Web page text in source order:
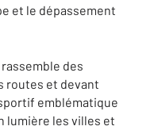
et le dépassement
des
routes et devant
emblématique
lumière les villes et